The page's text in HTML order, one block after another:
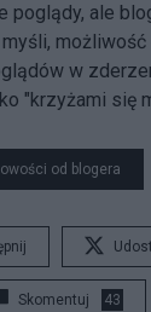
poglądy, ale
możliwość
w
"krzyżami się
od blogera
Skomentuj 43